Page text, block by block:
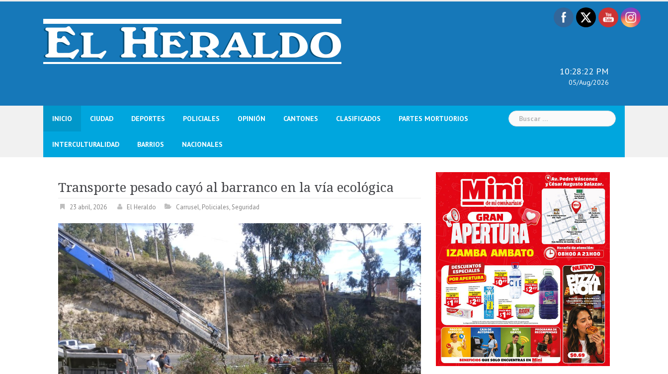
Skip
10:28:24 PM
05/Aug/2026
INICIO CIUDAD DEPORTES POLICIALES OPINIÓN CANTONES CLASIFICADOS PARTES MORTUORIOS
INTERCULTURALIDAD BARRIOS NACIONALES
Buscar:
Transporte pesado cayó al barranco en la vía ecológica
23 abril, 2026 El Heraldo Carrusel, Policiales, Seguridad